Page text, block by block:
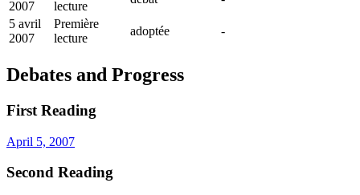
2007
lecture
5 avril
2007
Première
lecture
adoptée -
Debates and Progress
First Reading
April 5, 2007
Second Reading